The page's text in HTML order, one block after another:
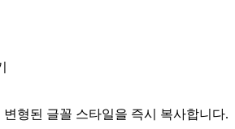
형된 글꼴 스타일을 즉시 복사합니다.